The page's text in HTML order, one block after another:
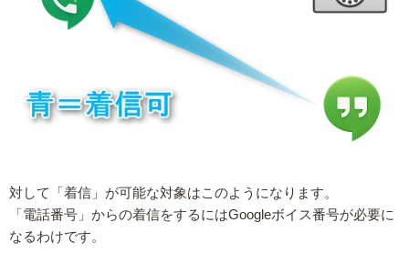
対して「着信」が可能な対象はこのようになります。
「電話番号」からの着信をするにはGoogleボイス番号が必要に
なるわけです。